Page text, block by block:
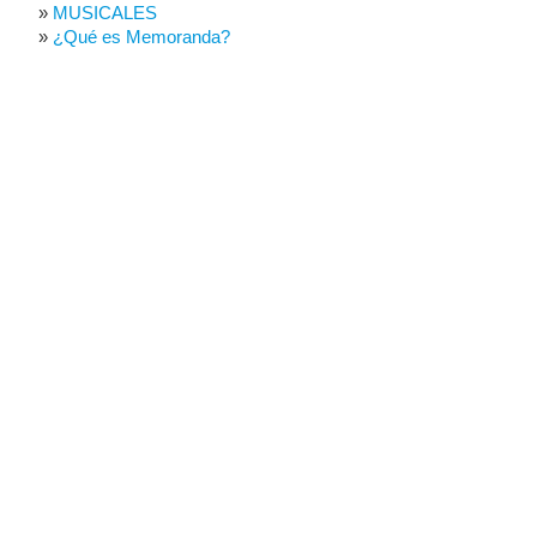
MUSICALES
¿Qué es Memoranda?